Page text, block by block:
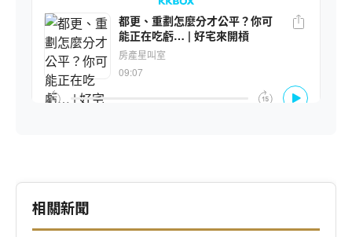
相關新聞